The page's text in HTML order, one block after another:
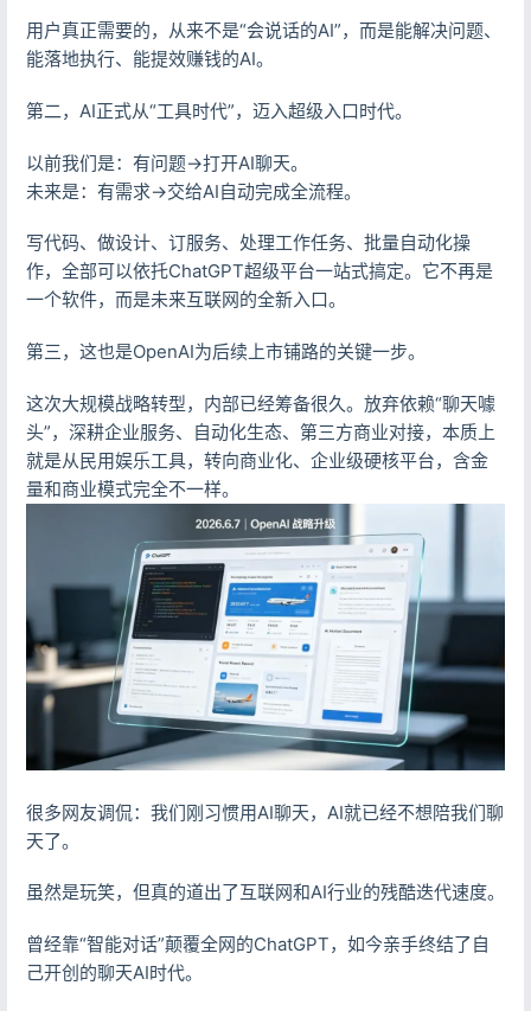
用户真正需要的，从来不是“会说话的AI”，而是能解决问题、
能落地执行、能提效赚钱的AI。
第二，AI正式从“工具时代”，迈入超级入口时代。
以前我们是：有问题→打开AI聊天。
未来是：有需求→交给AI自动完成全流程。
写代码、做设计、订服务、处理工作任务、批量自动化操
作，全部可以依托ChatGPT超级平台一站式搞定。它不再是
一个软件，而是未来互联网的全新入口。
第三，这也是OpenAI为后续上市铺路的关键一步。
这次大规模战略转型，内部已经筹备很久。放弃依赖“聊天噱
头”，深耕企业服务、自动化生态、第三方商业对接，本质上
就是从民用娱乐工具，转向商业化、企业级硬核平台，含金
量和商业模式完全不一样。
很多网友调侃：我们刚习惯用AI聊天，AI就已经不想陪我们聊
天了。
虽然是玩笑，但真的道出了互联网和AI行业的残酷迭代速度。
曾经靠“智能对话”颠覆全网的ChatGPT，如今亲手终结了自
己开创的聊天AI时代。
登录
没有账号？立即注册
登录
用户协议 隐私政策